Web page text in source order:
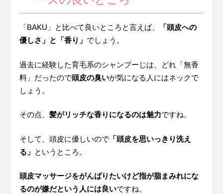
「BAKU」と比べて良いところと言えば、
「頭皮への
優しさ」と「香り」 でしょう。
過去に経験した育毛系のシャンプーじは、どれ「無香
料」だったので頭皮の臭いが気になる人にはネックで
しょう。
その点、 髪がリッチな香りになるのは魅力ですね。
そして、頭皮に優しいので「頭皮を思いっきり洗え
る」 というところ。
頭皮マッサージをがんばりたいけど指が脂まみれにな
るのが嫌だという人には良いですね。